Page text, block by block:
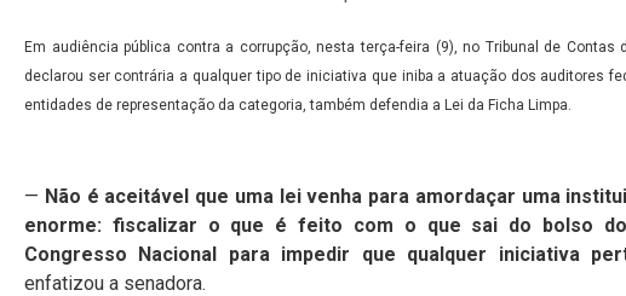
Em audiência pública contra a corrupção, nesta terça-feira (9), no Tribunal de Contas
declarou ser contrária a qualquer tipo de iniciativa que iniba a atuação dos auditores
entidades de representação da categoria, também defendia a Lei da Ficha Limpa.
— Não é aceitável que uma lei venha para amordaçar uma
enorme: fiscalizar o que é feito com o que sai do bolso
Congresso Nacional para impedir que qualquer iniciativa
enfatizou a senadora.